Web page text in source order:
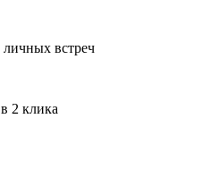
встреч
2 клика